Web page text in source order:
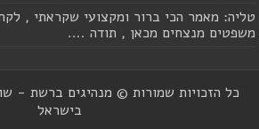
טליה: מאמר הכי ברור ומקצועי שקראתי ,
משפטים מנצחים מכאן , תודה ....
כל הזכויות שמורות © מנהיגים ברשת -
בישראל